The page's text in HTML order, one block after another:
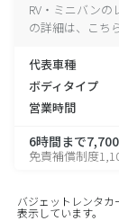
RV・ミニバン
の詳細は、こち
代表車種
ボディタイプ
営業時間
6時間まで
免責補償制度
バジェットレンタ
表示しています。